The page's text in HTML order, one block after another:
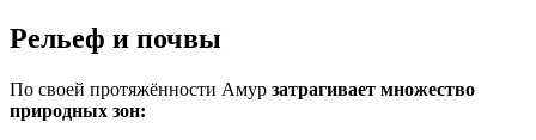
Рельеф и почвы
По своей протяжённости Амур затрагивает множество
природных зон: